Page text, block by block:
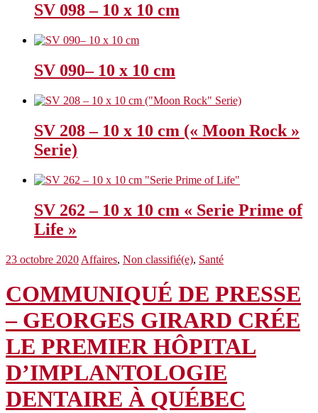
SV 098 – 10 x 10 cm
SV 090– 10 x 10 cm
SV 208 – 10 x 10 cm (« Moon Rock »
Serie)
SV 262 – 10 x 10 cm « Serie Prime of
Life »
23 octobre 2020 Affaires, Non classifié(e), Santé
COMMUNIQUÉ DE PRESSE
– GEORGES GIRARD CRÉE
LE PREMIER HÔPITAL
D’IMPLANTOLOGIE
DENTAIRE À QUÉBEC